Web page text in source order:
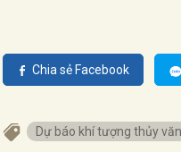
Chia sẻ Facebook
Dự báo khí tượng thủy văn